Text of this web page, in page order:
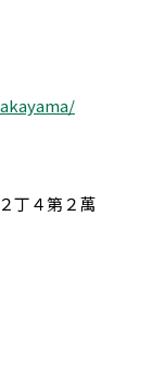
丁４第２萬